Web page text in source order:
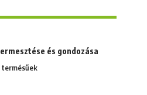
és gondozása
termésűek